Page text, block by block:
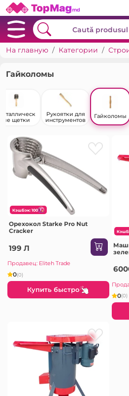
На главную Категории
Гайколомы
ие щетки
Рукоятки для
инструментов
Гайколомы
КэшБэк: 100
Орехокол Starke Pro Nut
Cracker
199 Л
Продавец: Eliteh Trade
0(0)
Купить быстро
0(0)